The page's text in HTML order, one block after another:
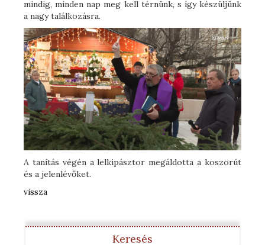
mindig, minden nap meg kell térnünk, s így készüljünk
a nagy találkozásra.
A tanítás végén a lelkipásztor megáldotta a koszorút
és a jelenlévőket.
vissza
Keresés